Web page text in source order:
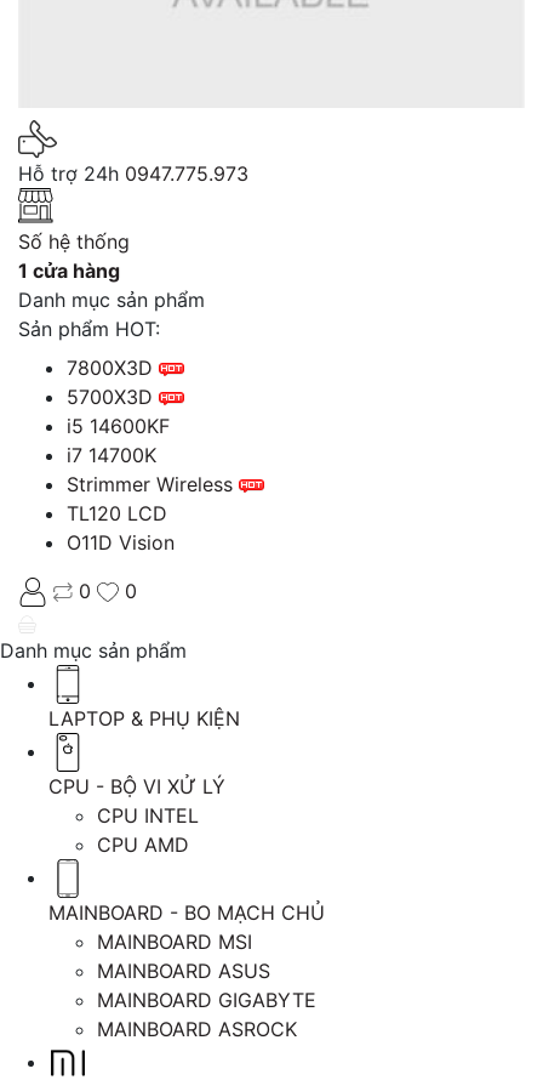
Hỗ trợ 24h 0947.775.973
Số hệ thống
1 cửa hàng
Danh mục sản phẩm
Sản phẩm HOT:
7800X3D
5700X3D
i5 14600KF
i7 14700K
Strimmer Wireless
TL120 LCD
O11D Vision
0
0
Danh mục sản phẩm
LAPTOP & PHỤ KIỆN
CPU - BỘ VI XỬ LÝ
CPU INTEL
CPU AMD
MAINBOARD - BO MẠCH CHỦ
MAINBOARD MSI
MAINBOARD ASUS
MAINBOARD GIGABYTE
MAINBOARD ASROCK